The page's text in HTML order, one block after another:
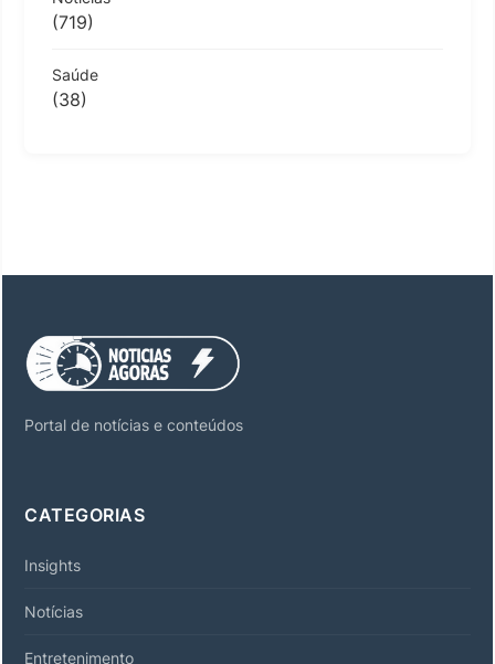
(719)
Saúde
(38)
Portal de notícias e conteúdos
CATEGORIAS
Insights
Notícias
Entretenimento